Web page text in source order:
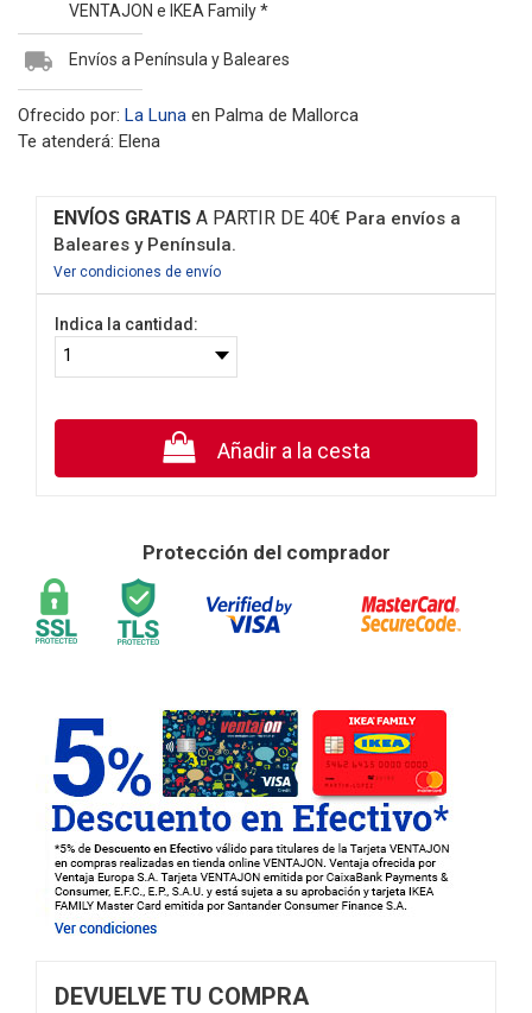
VENTAJON e IKEA Family *
Envíos a Península y Baleares
Ofrecido por: La Luna en Palma de Mallorca
Te atenderá: Elena
ENVÍOS GRATIS A PARTIR DE 40€ Para envíos a
Baleares y Península.
Ver condiciones de envío
Indica la cantidad:
Añadir a la cesta
Protección del comprador
DEVUELVE TU COMPRA